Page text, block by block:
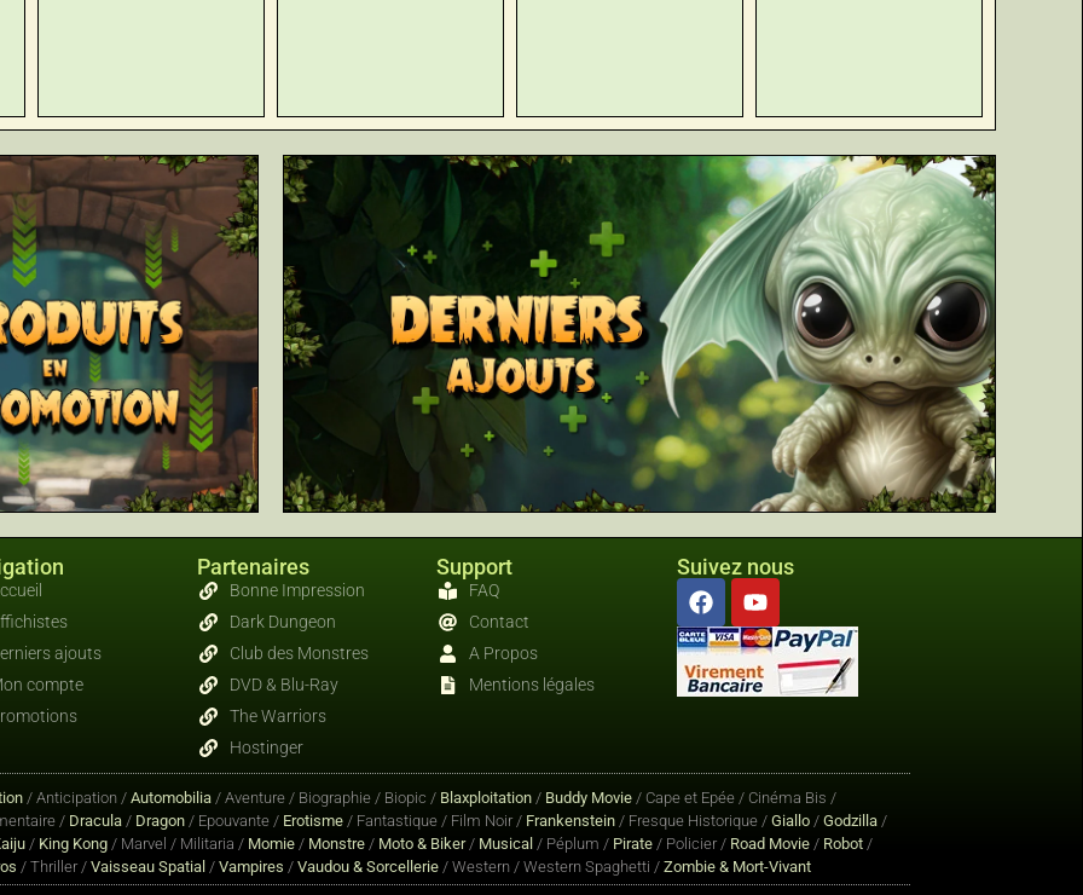
ajouts
compte
Partenaires
Bonne Impression
Dark Dungeon
Club des Monstres
DVD & Blu-Ray
The Warriors
Hostinger
Support
FAQ
Contact
A Propos
Mentions légales
Suivez nous
/ Anticipation / Automobilia / Aventure / Biographie / Biopic / Blaxploitation / Buddy Movie / Cape et Epée / Cinéma Bis /
/ Dracula / Dragon / Epouvante / Erotisme / Fantastique / Film Noir / Frankenstein / Fresque Historique / Giallo / Godzilla /
/ King Kong / Marvel / Militaria / Momie / Monstre / Moto & Biker/ Musical / Péplum / Pirate / Policier / Road Movie / Robot /
/ Thriller / Vaisseau Spatial / Vampires / Vaudou & Sorcellerie / Western / Western Spaghetti / Zombie & Mort-Vivant